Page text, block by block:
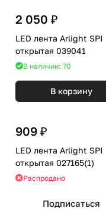
2 050 ₽
LED лента Arlight SPI
открытая 039041
В наличии: 70
В корзину
909 ₽
LED лента Arlight SPI
открытая 027165(1)
Распродано
Подписаться